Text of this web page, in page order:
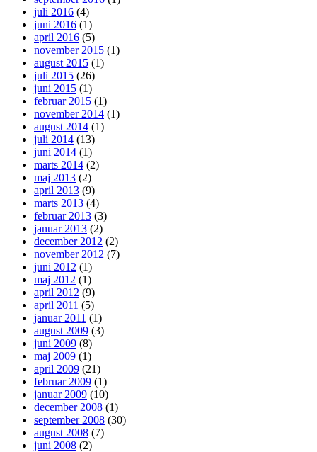
juli 2016 (4)
juni 2016 (1)
april 2016 (5)
november 2015 (1)
august 2015 (1)
juli 2015 (26)
juni 2015 (1)
februar 2015 (1)
november 2014 (1)
august 2014 (1)
juli 2014 (13)
juni 2014 (1)
marts 2014 (2)
maj 2013 (2)
april 2013 (9)
marts 2013 (4)
februar 2013 (3)
januar 2013 (2)
december 2012 (2)
november 2012 (7)
juni 2012 (1)
maj 2012 (1)
april 2012 (9)
april 2011 (5)
januar 2011 (1)
august 2009 (3)
juni 2009 (8)
maj 2009 (1)
april 2009 (21)
februar 2009 (1)
januar 2009 (10)
december 2008 (1)
september 2008 (30)
august 2008 (7)
juni 2008 (2)